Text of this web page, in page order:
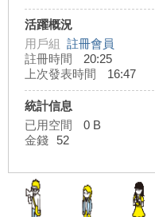
外
活躍概況
用戶組 註冊會員
註冊時間
20:25
上次發表時間
16:47
統計信息
已用空間
0 B
金錢
52